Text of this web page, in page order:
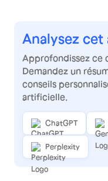
Analysez cet
Approfondissez ce
Demandez un
conseils
artificielle.
ChatGPT
Perplexity